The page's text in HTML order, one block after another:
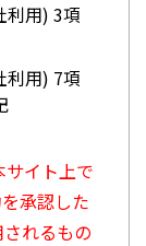
利用) 3項
利用) 7項
イト上で
承認した
れるもの